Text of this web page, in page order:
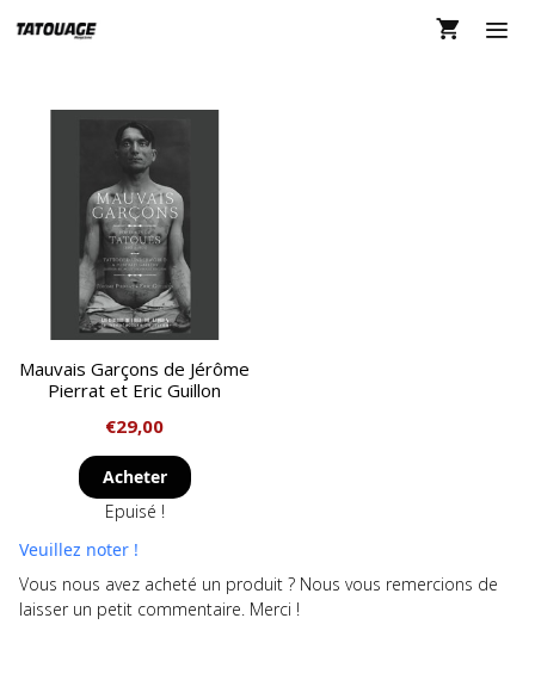
au
Mauvais Garçons de Jérôme
Pierrat et Eric Guillon
€29,00
Acheter
Epuisé !
Veuillez noter !
Vous nous avez acheté un produit ? Nous vous remercions de
laisser un petit commentaire. Merci !